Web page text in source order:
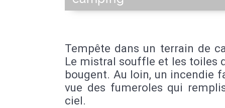
Tempête dans un terrain de
Le mistral souffle et les toiles
bougent. Au loin, un incendie
vue des fumeroles qui
ciel.